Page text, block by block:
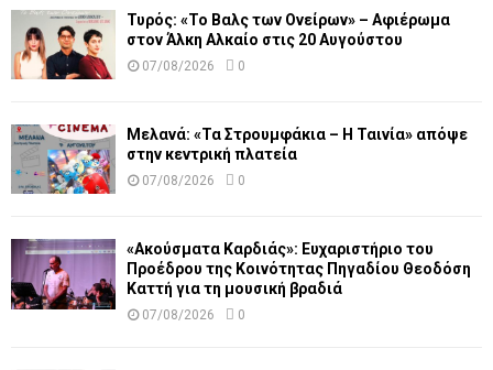
Τυρός: «Το Βαλς των Ονείρων» – Αφιέρωμα
στον Άλκη Αλκαίο στις 20 Αυγούστου
07/08/2026 0
Μελανά: «Τα Στρουμφάκια – Η Ταινία» απόψε
στην κεντρική πλατεία
07/08/2026 0
«Ακούσματα Καρδιάς»: Ευχαριστήριο του
Προέδρου της Κοινότητας Πηγαδίου Θεοδόση
Καττή για τη μουσική βραδιά
07/08/2026 0